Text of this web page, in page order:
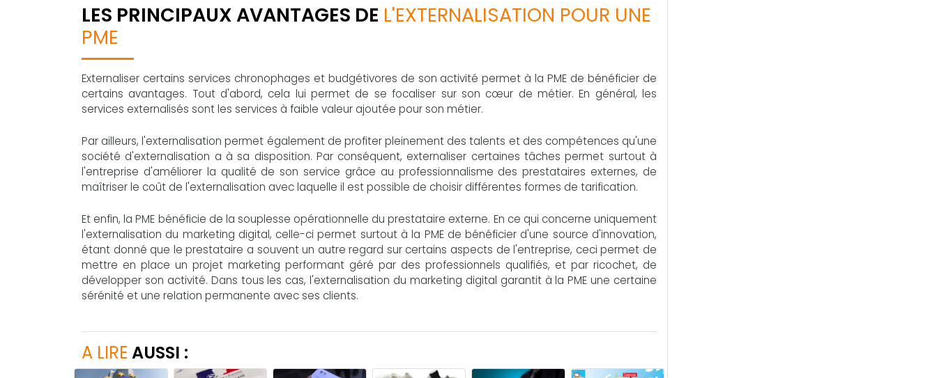
LES PRINCIPAUX AVANTAGES DE L'EXTERNALISATION POUR UNE
PME
Externaliser certains services chronophages et budgétivores de son activité permet à la PME de bénéficier de
certains avantages. Tout d'abord, cela lui permet de se focaliser sur son cœur de métier. En général, les
services externalisés sont les services à faible valeur ajoutée pour son métier.
Par ailleurs, l'externalisation permet également de profiter pleinement des talents et des compétences qu'une
société d'externalisation a à sa disposition. Par conséquent, externaliser certaines tâches permet surtout à
l'entreprise d'améliorer la qualité de son service grâce au professionnalisme des prestataires externes, de
maîtriser le coût de l'externalisation avec laquelle il est possible de choisir différentes formes de tarification.
Et enfin, la PME bénéficie de la souplesse opérationnelle du prestataire externe. En ce qui concerne uniquement
l'externalisation du marketing digital, celle-ci permet surtout à la PME de bénéficier d'une source d'innovation,
étant donné que le prestataire a souvent un autre regard sur certains aspects de l'entreprise, ceci permet de
mettre en place un projet marketing performant géré par des professionnels qualifiés, et par ricochet, de
développer son activité. Dans tous les cas, l'externalisation du marketing digital garantit à la PME une certaine
sérénité et une relation permanente avec ses clients.
A LIRE AUSSI :